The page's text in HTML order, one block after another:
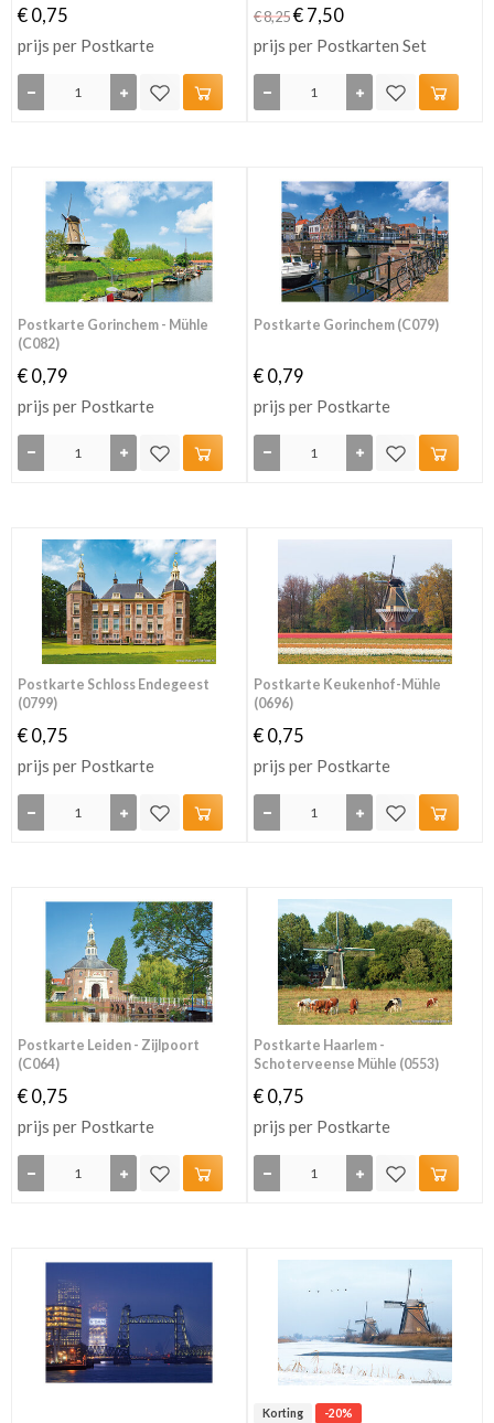
€ 0,75
prijs per Postkarte
€ 8,25€ 7,50
prijs per Postkarten Set
Postkarte Gorinchem - Mühle
(C082)
€ 0,79
prijs per Postkarte
Postkarte Gorinchem (C079)
€ 0,79
prijs per Postkarte
Postkarte Schloss Endegeest
(0799)
€ 0,75
prijs per Postkarte
Postkarte Keukenhof-Mühle
(0696)
€ 0,75
prijs per Postkarte
Postkarte Leiden - Zijlpoort
(C064)
€ 0,75
prijs per Postkarte
Postkarte Haarlem -
Schoterveense Mühle (0553)
€ 0,75
prijs per Postkarte
Korting -20%